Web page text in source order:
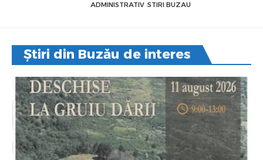
ADMINISTRATIV STIRI BUZAU
Știri din Buzău de interes